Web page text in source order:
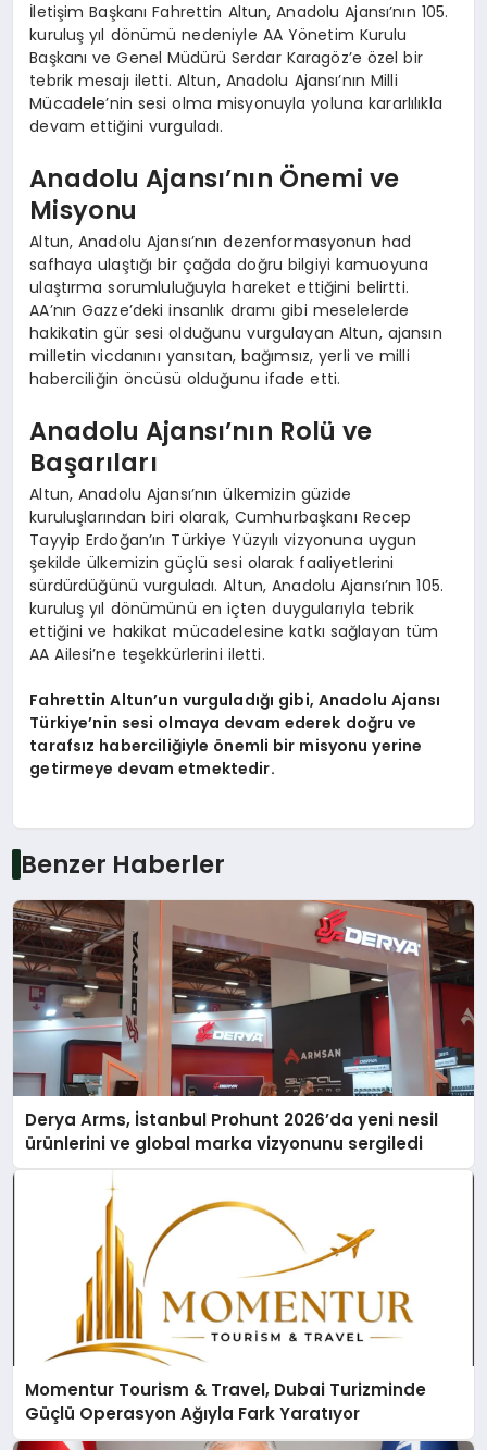
İletişim Başkanı Fahrettin Altun, Anadolu Ajansı’nın 105.
kuruluş yıl dönümü nedeniyle AA Yönetim Kurulu
Başkanı ve Genel Müdürü Serdar Karagöz’e özel bir
tebrik mesajı iletti. Altun, Anadolu Ajansı’nın Milli
Mücadele’nin sesi olma misyonuyla yoluna kararlılıkla
devam ettiğini vurguladı.
Anadolu Ajansı’nın Önemi ve
Misyonu
Altun, Anadolu Ajansı’nın dezenformasyonun had
safhaya ulaştığı bir çağda doğru bilgiyi kamuoyuna
ulaştırma sorumluluğuyla hareket ettiğini belirtti.
AA’nın Gazze’deki insanlık dramı gibi meselelerde
hakikatin gür sesi olduğunu vurgulayan Altun, ajansın
milletin vicdanını yansıtan, bağımsız, yerli ve milli
haberciliğin öncüsü olduğunu ifade etti.
Anadolu Ajansı’nın Rolü ve
Başarıları
Altun, Anadolu Ajansı’nın ülkemizin güzide
kuruluşlarından biri olarak, Cumhurbaşkanı Recep
Tayyip Erdoğan’ın Türkiye Yüzyılı vizyonuna uygun
şekilde ülkemizin güçlü sesi olarak faaliyetlerini
sürdürdüğünü vurguladı. Altun, Anadolu Ajansı’nın 105.
kuruluş yıl dönümünü en içten duygularıyla tebrik
ettiğini ve hakikat mücadelesine katkı sağlayan tüm
AA Ailesi’ne teşekkürlerini iletti.
Fahrettin Altun’un vurguladığı gibi, Anadolu Ajansı
Türkiye’nin sesi olmaya devam ederek doğru ve
tarafsız haberciliğiyle önemli bir misyonu yerine
getirmeye devam etmektedir.
Benzer Haberler
Derya Arms, İstanbul Prohunt 2026’da yeni nesil
ürünlerini ve global marka vizyonunu sergiledi
Momentur Tourism & Travel, Dubai Turizminde
Güçlü Operasyon Ağıyla Fark Yaratıyor